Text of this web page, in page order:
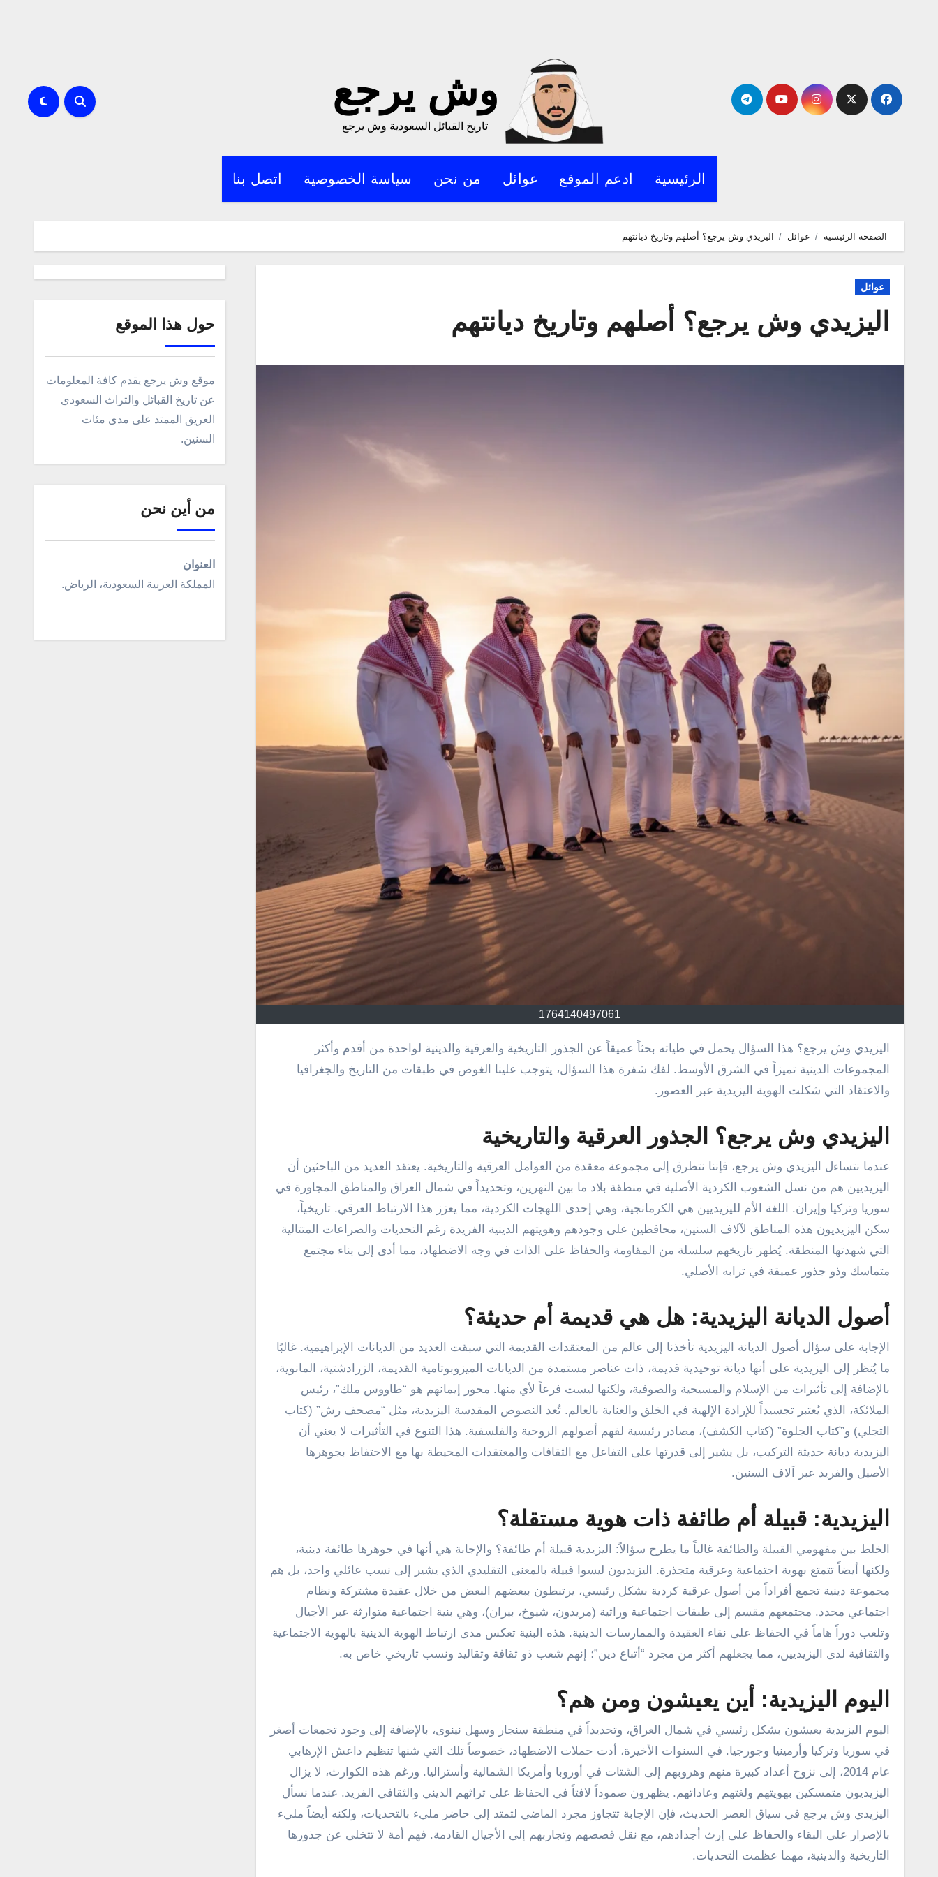
وش يرجع
تاريخ القبائل السعودية وش يرجع
الرئيسية ادعم الموقع عوائل من نحن سياسة الخصوصية اتصل بنا
الصفحة الرئيسية عوائل اليزيدي وش يرجع؟ أصلهم وتاريخ ديانتهم
عوائل
اليزيدي وش يرجع؟ أصلهم وتاريخ ديانتهم
1764140497061
المجموعات الدينية تميزاً في الشرق الأوسط. لفك شفرة هذا السؤال، يتوجب علينا الغوص في طبقات من التاريخ والجغرافيا
والاعتقاد التي شكلت الهوية اليزيدية عبر العصور.
اليزيدي وش يرجع؟ الجذور العرقية والتاريخية
عندما نتساءل اليزيدي وش يرجع، فإننا نتطرق إلى مجموعة معقدة من العوامل العرقية والتاريخية. يعتقد العديد من الباحثين أن
اليزيديين هم من نسل الشعوب الكردية الأصلية في منطقة بلاد ما بين النهرين، وتحديداً في شمال العراق والمناطق المجاورة في
سوريا وتركيا وإيران. اللغة الأم لليزيديين هي الكرمانجية، وهي إحدى اللهجات الكردية، مما يعزز هذا الارتباط العرقي. تاريخياً،
سكن اليزيديون هذه المناطق لآلاف السنين، محافظين على وجودهم وهويتهم الدينية الفريدة رغم التحديات والصراعات المتتالية
التي شهدتها المنطقة. يُظهر تاريخهم سلسلة من المقاومة والحفاظ على الذات في وجه الاضطهاد، مما أدى إلى بناء مجتمع
متماسك وذو جذور عميقة في ترابه الأصلي.
أصول الديانة اليزيدية: هل هي قديمة أم حديثة؟
الإجابة على سؤال أصول الديانة اليزيدية تأخذنا إلى عالم من المعتقدات القديمة التي سبقت العديد من الديانات الإبراهيمية. غالبًا
ما يُنظر إلى اليزيدية على أنها ديانة توحيدية قديمة، ذات عناصر مستمدة من الديانات الميزوبوتامية القديمة، الزرادشتية، المانوية،
بالإضافة إلى تأثيرات من الإسلام والمسيحية والصوفية، ولكنها ليست فرعاً لأي منها. محور إيمانهم هو “طاووس ملك”، رئيس
الملائكة، الذي يُعتبر تجسيداً للإرادة الإلهية في الخلق والعناية بالعالم. تُعد النصوص المقدسة اليزيدية، مثل “مصحف رش” (كتاب
التجلي) و”كتاب الجلوة” (كتاب الكشف)، مصادر رئيسية لفهم أصولهم الروحية والفلسفية. هذا التنوع في التأثيرات لا يعني أن
اليزيدية ديانة حديثة التركيب، بل يشير إلى قدرتها على التفاعل مع الثقافات والمعتقدات المحيطة بها مع الاحتفاظ بجوهرها
الأصيل والفريد عبر آلاف السنين.
اليزيدية: قبيلة أم طائفة ذات هوية مستقلة؟
الخلط بين مفهومي القبيلة والطائفة غالباً ما يطرح سؤالاً: اليزيدية قبيلة أم طائفة؟ والإجابة هي أنها في جوهرها طائفة دينية،
ولكنها أيضاً تتمتع بهوية اجتماعية وعرقية متجذرة. اليزيديون ليسوا قبيلة بالمعنى التقليدي الذي يشير إلى نسب عائلي واحد، بل هم
مجموعة دينية تجمع أفراداً من أصول عرقية كردية بشكل رئيسي، يرتبطون ببعضهم البعض من خلال عقيدة مشتركة ونظام
اجتماعي محدد. مجتمعهم مقسم إلى طبقات اجتماعية وراثية (مريدون، شيوخ، بيران)، وهي بنية اجتماعية متوارثة عبر الأجيال
وتلعب دوراً هاماً في الحفاظ على نقاء العقيدة والممارسات الدينية. هذه البنية تعكس مدى ارتباط الهوية الدينية بالهوية الاجتماعية
والثقافية لدى اليزيديين، مما يجعلهم أكثر من مجرد “أتباع دين”؛ إنهم شعب ذو ثقافة وتقاليد ونسب تاريخي خاص به.
اليوم اليزيدية: أين يعيشون ومن هم؟
اليوم اليزيدية يعيشون بشكل رئيسي في شمال العراق، وتحديداً في منطقة سنجار وسهل نينوى، بالإضافة إلى وجود تجمعات أصغر
في سوريا وتركيا وأرمينيا وجورجيا. في السنوات الأخيرة، أدت حملات الاضطهاد، خصوصاً تلك التي شنها تنظيم داعش الإرهابي
عام 2014، إلى نزوح أعداد كبيرة منهم وهروبهم إلى الشتات في أوروبا وأمريكا الشمالية وأستراليا. ورغم هذه الكوارث، لا يزال
اليزيديون متمسكين بهويتهم ولغتهم وعاداتهم. يظهرون صموداً لافتاً في الحفاظ على تراثهم الديني والثقافي الفريد. عندما نسأل
اليزيدي وش يرجع في سياق العصر الحديث، فإن الإجابة تتجاوز مجرد الماضي لتمتد إلى حاضر مليء بالتحديات، ولكنه أيضاً مليء
بالإصرار على البقاء والحفاظ على إرث أجدادهم، مع نقل قصصهم وتجاربهم إلى الأجيال القادمة. فهم أمة لا تتخلى عن جذورها
التاريخية والدينية، مهما عظمت التحديات.
حول هذا الموقع
موقع وش يرجع يقدم كافة المعلومات
عن تاريخ القبائل والتراث السعودي
العريق الممتد على مدى مئات
السنين.
من أين نحن
العنوان
المملكة العربية السعودية، الرياض.